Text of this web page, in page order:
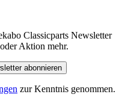
Classicparts Newsletter
Aktion mehr.
abonnieren
zur Kenntnis genommen.